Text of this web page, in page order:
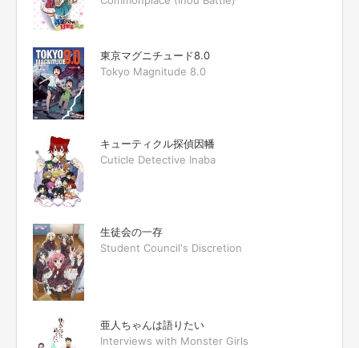
東京マグニチュード8.0
Tokyo Magnitude 8.0
キューティクル探偵因幡
Cuticle Detective Inaba
生徒会の一存
Student Council's Discretion
亜人ちゃんは語りたい
Interviews with Monster Girls